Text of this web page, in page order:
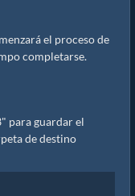
el proceso de
completarse.
para guardar el
de destino